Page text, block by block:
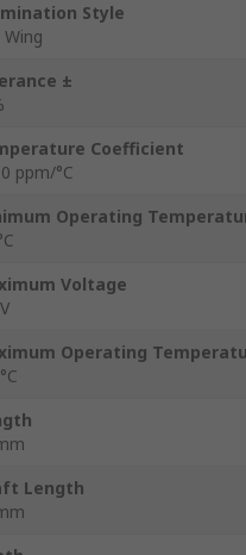
Style
Wing
±
Coefficient
ppm/°C
Operating
Voltage
Operating
Length